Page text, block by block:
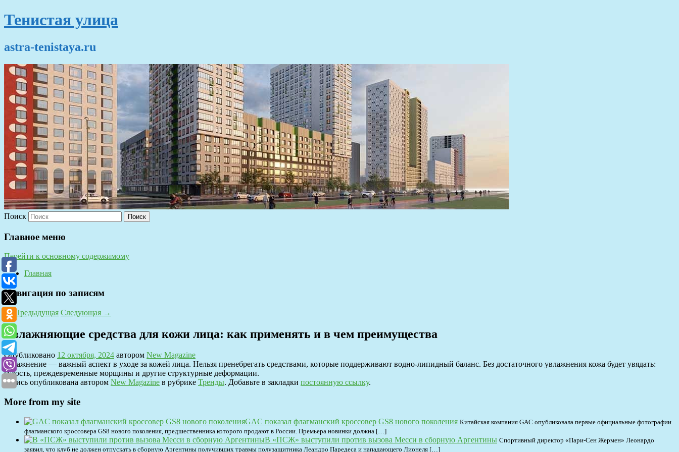
Тенистая улица
astra-tenistaya.ru
Поиск
Главное меню
Перейти к основному содержимому
Главная
Навигация по записям
←Предыдущая Следующая →
Увлажняющие средства для кожи лица: как применять и в чем преимущества
Опубликовано 12 октября, 2024 автором New Magazine
Увлажнение — важный аспект в уходе за кожей лица. Нельзя пренебрегать средствами, которые поддерживают водно-липидный баланс. Без достаточного увлажнения кожа будет увядать:
сухость, преждевременные морщины и другие структурные деформации.
Запись опубликована автором New Magazine в рубрике Тренды. Добавьте в закладки постоянную ссылку.
More from my site
GAC показал флагманский кроссовер GS8 нового поколения Китайская компания GAC опубликовала первые официальные фотографии
флагманского кроссовера GS8 нового поколения, предшественника которого продают в России. Премьера новинки должна […]
В «ПСЖ» выступили против вызова Месси в сборную Аргентины Спортивный директор «Пари-Сен Жермен» Леонардо
заявил, что клуб не должен отпускать в сборную Аргентины получивших травмы полузащитника Леандро Паредеса и нападающего Лионеля […]